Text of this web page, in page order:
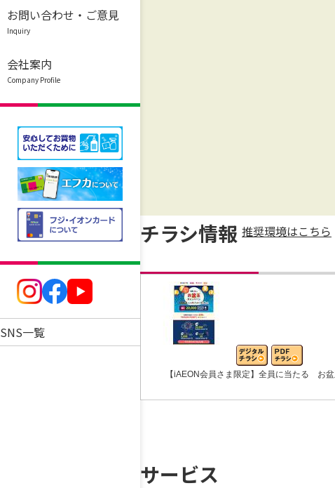
お問い合わせ・ご意見
Inquiry
会社案内
Company Profile
SNS一覧
チラシ情報 推奨環境はこちら
【iAEON会員さま限定】全員に当たる お
サービス